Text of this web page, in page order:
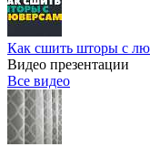
Как сшить шторы с
Видео презентации
Все видео